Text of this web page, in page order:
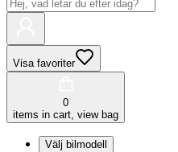
Visa favoriter
0
items in cart, view bag
Välj bilmodell